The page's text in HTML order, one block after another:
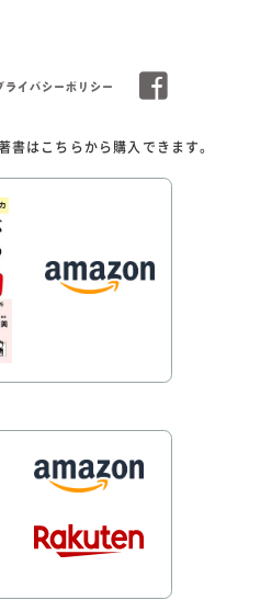
ライバシーポリシー
はこちらから購入できます。